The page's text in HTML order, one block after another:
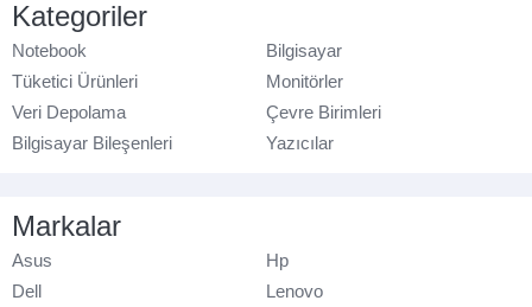
Kategoriler
Notebook
Bilgisayar
Tüketici Ürünleri
Monitörler
Veri Depolama
Çevre Birimleri
Bilgisayar Bileşenleri
Yazıcılar
Markalar
Asus
Hp
Dell
Lenovo